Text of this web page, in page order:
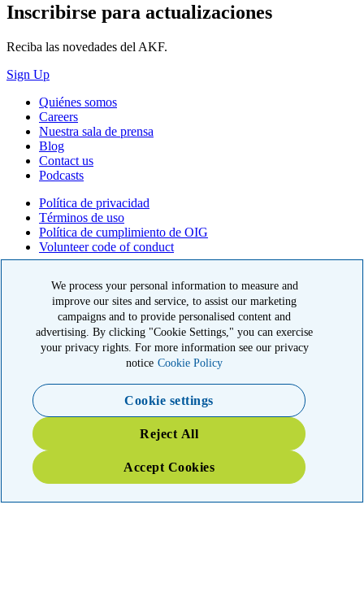
Inscribirse para actualizaciones
Reciba las novedades del AKF.
Sign Up
Quiénes somos
Careers
Nuestra sala de prensa
Blog
Contact us
Podcasts
Política de privacidad
Términos de uso
Política de cumplimiento de OIG
Volunteer code of conduct
El American Kidney Fund es una organización 501(c)(3) calificada
que goza de exención tributaria. EIN: 23-7124261. CFC #11404
11921 Rockville Pike, Suite 300, Rockville, MD 20852
Emergency 3X Match
Washington state kidney patients are at risk as wildfires disrupt
access to dialysis, medications and food. Your gift right now will go
We process your personal information to measure and
improve our sites and service, to assist our marketing
campaigns and to provide personalised content and
advertising. By clicking "Cookie Settings," you can exercise
your privacy rights. For more information see our privacy
notice Cookie Policy
Cookie settings
Reject All
Accept Cookies